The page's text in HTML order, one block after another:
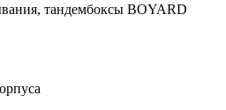
тандембоксы BOYARD